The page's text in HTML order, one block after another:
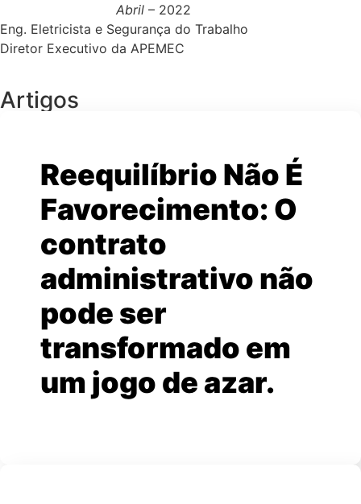
Abril – 2022
Eng. Eletricista e Segurança do Trabalho
Diretor Executivo da APEMEC
Artigos
Reequilíbrio Não É
Favorecimento: O
contrato
administrativo não
pode ser
transformado em
um jogo de azar.